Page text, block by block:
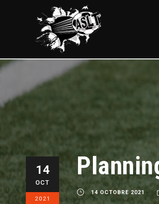
14
OCT
2021
14 OCTOBRE 2021